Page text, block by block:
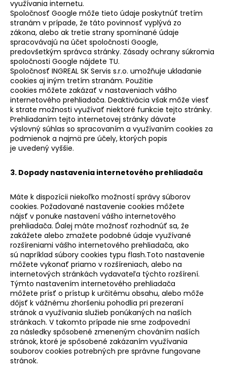
využívania internetu.
Spoločnosť Google môže tieto údaje poskytnúť tretím
stranám v prípade, že táto povinnosť vyplývá zo
zákona, alebo ak tretie strany spomínané údaje
spracovávajú na účet spoločnosti Google,
predovšetkým správca stránky. Zásady ochrany súkromia
spoločnosti Google nájdete TU.
Spoločnosť INGREAL SK Servis s.r.o. umožňuje ukladanie
cookies aj iným tretím stranám. Použitie
cookies môžete zakázať v nastaveniach vášho
internetového prehliadača. Deaktivácia však môže viesť
k strate možnosti využívať niektoré funkcie tejto stránky.
Prehliadaním tejto internetovej stránky dávate
výslovný súhlas so spracovaním a využívaním cookies za
podmienok a najmä pre účely, ktorých popis
je uvedený vyššie.
3. Dopady nastavenia internetového prehliadača
Máte k dispozícii niekoľko možností správy súborov
cookies. Požadované nastavenie cookies môžete
nájsť v ponuke nastavení vášho internetového
prehliadača. Ďalej máte možnosť rozhodnúť sa, že
zakážete alebo zmažete podobné údaje využívané
rozšíreniami vášho internetového prehliadača, ako
sú napríklad súbory cookies typu flash.Toto nastavenie
môžete vykonať priamo v rozšíreniach, alebo na
internetových stránkách vydavateľa týchto rozšírení.
Týmto nastavením internetového prehliadača
môžete prísť o prístup k určitému obsahu, alebo môže
dôjsť k vážnému zhoršeniu pohodlia pri prezeraní
stránok a využívania služieb ponúkaných na naších
stránkach. V takomto prípade nie sme zodpovední
za následky spôsobené zmeneným chováním naších
stránok, ktoré je spôsobené zakázaním využívania
souborov cookies potrebných pre správne fungovane
stránok.
LEAGUE
€178